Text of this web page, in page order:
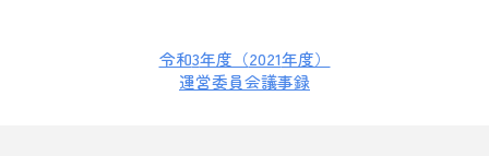
令和3年度（2021年度）
運営委員会議事録